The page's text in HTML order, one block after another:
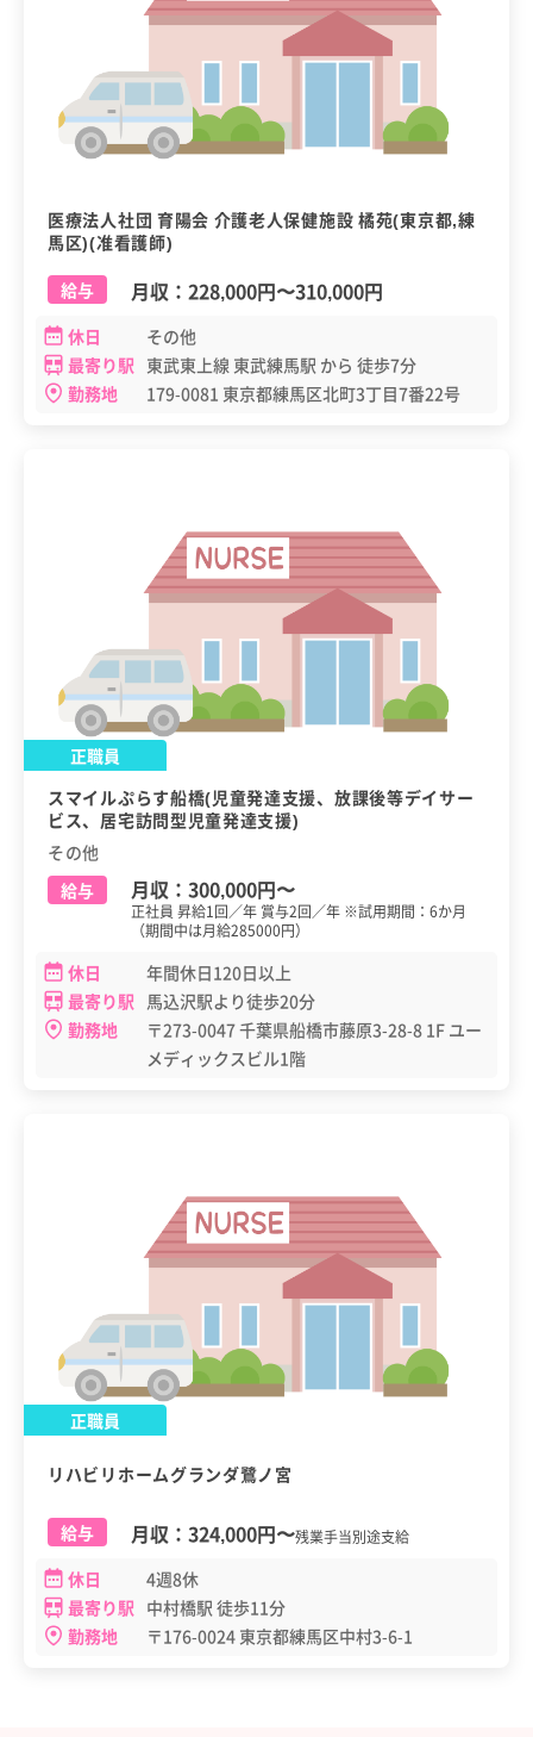
医療法人社団 育陽会 介護老人保健施設 橘苑(東京都,練
馬区)(准看護師)
給与
月収： 228,000円〜310,000円
休日
その他
最寄り駅 東武東上線 東武練馬駅 から 徒歩7分
勤務地
179-0081 東京都練馬区北町3丁目7番22号
正職員
スマイルぷらす船橋(児童発達支援、放課後等デイサー
ビス、居宅訪問型児童発達支援)
その他
給与
月収： 300,000円〜
正社員 昇給1回／年 賞与2回／年 ※試用期間：6か月
（期間中は月給285000円）
休日
年間休日120日以上
最寄り駅 馬込沢駅より徒歩20分
勤務地
〒273-0047 千葉県船橋市藤原3-28-8 1F ユー
メディックスビル1階
正職員
リハビリホームグランダ鷺ノ宮
給与 月収： 324,000円〜残業手当別途支給
休日
4週8休
最寄り駅 中村橋駅 徒歩11分
勤務地
〒176-0024 東京都練馬区中村3-6-1